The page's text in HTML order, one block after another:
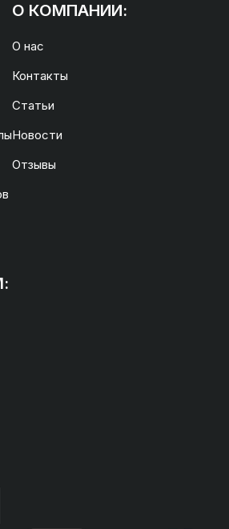
О КОМПАНИИ:
О нас
Контакты
Статьи
Новости
Отзывы